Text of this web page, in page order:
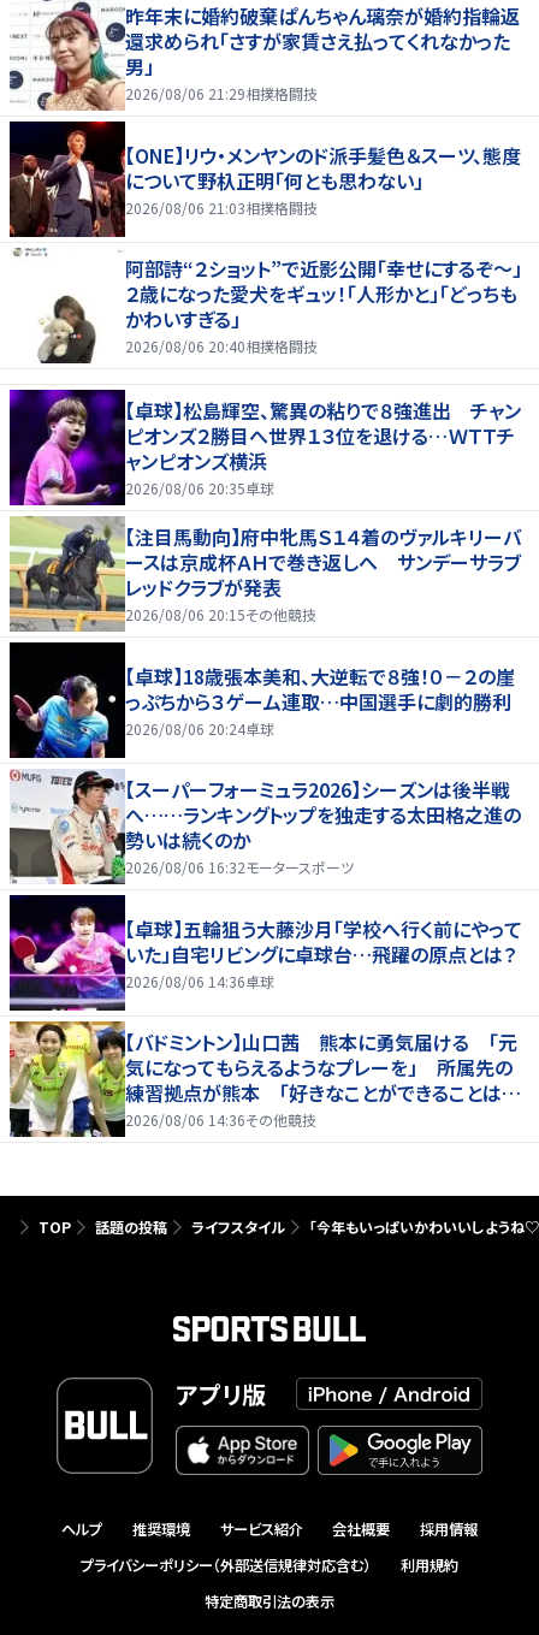
昨年末に婚約破棄ぱんちゃん璃奈が婚約指輪返
還求められ「さすが家賃さえ払ってくれなかった
男」
2026/08/06 21:29相撲格闘技
【ONE】リウ・メンヤンのド派手髪色＆スーツ、態度
について野杁正明「何とも思わない」
2026/08/06 21:03相撲格闘技
阿部詩“２ショット”で近影公開「幸せにするぞ〜」
２歳になった愛犬をギュッ！「人形かと」「どっちも
かわいすぎる」
2026/08/06 20:40相撲格闘技
【卓球】松島輝空、驚異の粘りで８強進出 チャン
ピオンズ２勝目へ世界１３位を退ける…ＷＴＴチ
ャンピオンズ横浜
2026/08/06 20:35卓球
【注目馬動向】府中牝馬Ｓ１４着のヴァルキリーバ
ースは京成杯ＡＨで巻き返しへ サンデーサラブ
レッドクラブが発表
2026/08/06 20:15その他競技
【卓球】18歳張本美和、大逆転で８強！０－２の崖
っぷちから３ゲーム連取…中国選手に劇的勝利
2026/08/06 20:24卓球
【スーパーフォーミュラ2026】シーズンは後半戦
へ……ランキングトップを独走する太田格之進の
勢いは続くのか
2026/08/06 16:32モータースポーツ
【卓球】五輪狙う大藤沙月「学校へ行く前にやって
いた」自宅リビングに卓球台…飛躍の原点とは？
2026/08/06 14:36卓球
【バドミントン】山口茜 熊本に勇気届ける 「元
気になってもらえるようなプレーを」 所属先の
練習拠点が熊本 「好きなことができることは当
たり前じゃない」
2026/08/06 14:36その他競技
TOP 話題の投稿 ライフスタイル 「今年もいっぱいかわいいしよう
アプリ版
ヘルプ 推奨環境 サービス紹介 会社概要
採用情報
プライバシーポリシー（外部送信規律対応含む）
利用規約
特定商取引法の表示